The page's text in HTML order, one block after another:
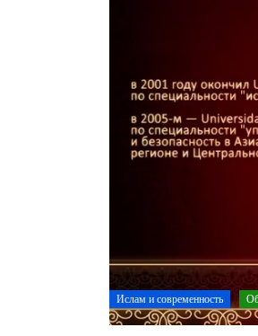
Ислам и современность